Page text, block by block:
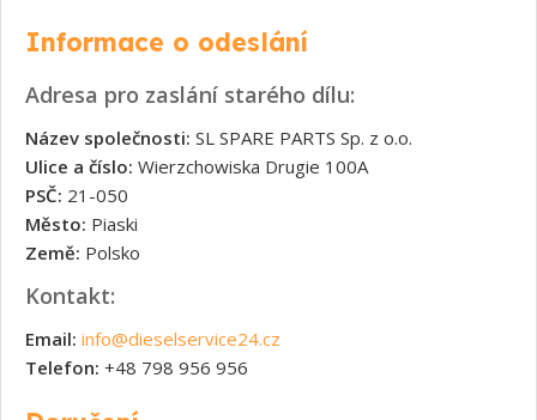
Informace o odeslání
Adresa pro zaslání starého dílu:
Název společnosti: SL SPARE PARTS Sp. z o.o.
Ulice a číslo: Wierzchowiska Drugie 100A
PSČ: 21-050
Město: Piaski
Země: Polsko
Kontakt:
Email: info@dieselservice24.cz
Telefon: +48 798 956 956